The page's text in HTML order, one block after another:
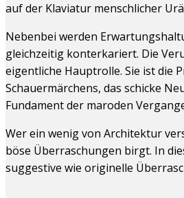
auf der Klaviatur menschlicher
Nebenbei werden
gleichzeitig konterkariert. Die
eigentliche Hauptrolle. Sie ist die
Schauermärchens, das schicke
Fundament der maroden
Wer ein wenig von Architektur
böse Überraschungen birgt. In
suggestive wie originelle